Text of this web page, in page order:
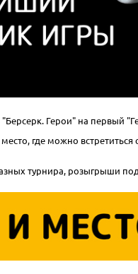
Герои" на первый
где можно
турнира, розыгрыши